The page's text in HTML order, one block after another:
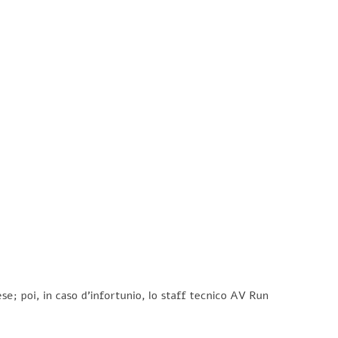
poi, in caso d’infortunio, lo staff tecnico AV Run